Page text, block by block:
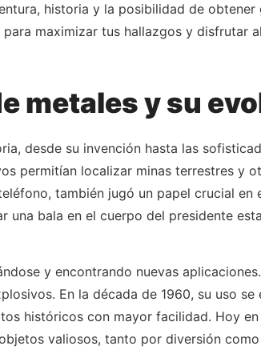
historia y la posibilidad de
maximizar tus hallazgos y disfrutar
metales y su
desde su invención hasta las
permitían localizar minas terrestres y
también jugó un papel crucial
bala en el cuerpo del presidente
y encontrando nuevas
En la década de 1960, su uso
históricos con mayor facilidad. Hoy
valiosos, tanto por diversión